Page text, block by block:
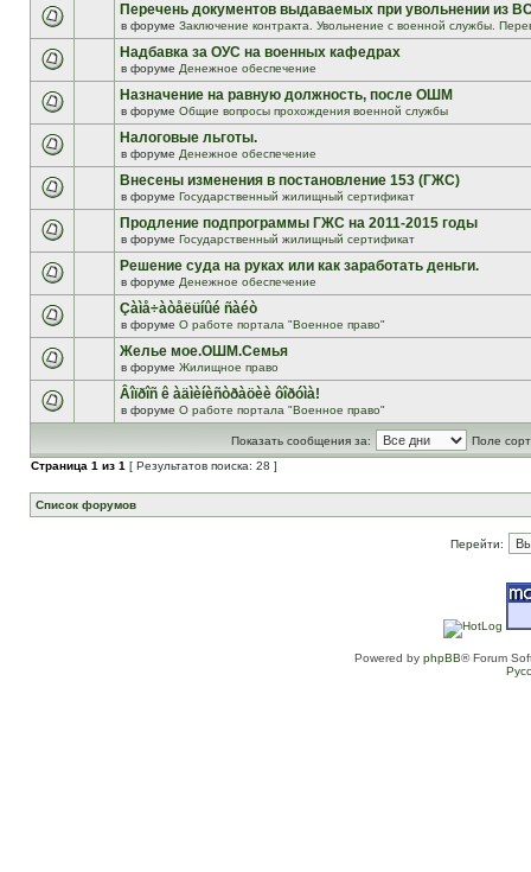
Перечень документов выдаваемых при увольнении из
в форуме Заключение контракта. Увольнение с военной службы.
Надбавка за ОУС на военных кафедрах
в форуме Денежное обеспечение
Назначение на равную должность, после ОШМ
в форуме Общие вопросы прохождения военной службы
Налоговые льготы.
в форуме Денежное обеспечение
Внесены изменения в постановление 153 (ГЖС)
в форуме Государственный жилищный сертификат
Продление подпрограммы ГЖС на 2011-2015 годы
в форуме Государственный жилищный сертификат
Решение суда на руках или как заработать деньги.
в форуме Денежное обеспечение
Çàìå÷àòåëüíûé ñàéò
в форуме О работе портала "Военное право"
Желье мое.ОШМ.Семья
в форуме Жилищное право
Âîïðîñ ê àäìèíèñòðàöèè ôîðóìà!
в форуме О работе портала "Военное право"
Показать сообщения за:
Поле
Страница 1 из 1 [ Результатов поиска: 28 ]
Список форумов
Перейти:
Powered by phpBB® Forum